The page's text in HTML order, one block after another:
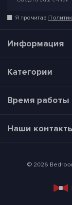
Я прочитав
Информация
Категории
Время работы
Наши
© 2026